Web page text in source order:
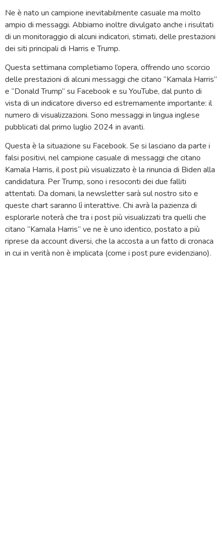
Ne è nato un campione inevitabilmente casuale ma molto
ampio di messaggi. Abbiamo inoltre divulgato anche i risultati
di un monitoraggio di alcuni indicatori, stimati, delle prestazioni
dei siti principali di Harris e Trump.
Questa settimana completiamo l’opera, offrendo uno scorcio
delle prestazioni di alcuni messaggi che citano “Kamala Harris”
e “Donald Trump” su Facebook e su YouTube, dal punto di
vista di un indicatore diverso ed estremamente importante: il
numero di visualizzazioni. Sono messaggi in lingua inglese
pubblicati dal primo luglio 2024 in avanti.
Questa è la situazione su Facebook. Se si lasciano da parte i
falsi positivi, nel campione casuale di messaggi che citano
Kamala Harris, il post più visualizzato è la rinuncia di Biden alla
candidatura. Per Trump, sono i resoconti dei due falliti
attentati. Da domani, la newsletter sarà sul nostro sito e
queste chart saranno lì interattive. Chi avrà la pazienza di
esplorarle noterà che tra i post più visualizzati tra quelli che
citano “Kamala Harris” ve ne è uno identico, postato a più
riprese da account diversi, che la accosta a un fatto di cronaca
in cui in verità non è implicata (come i post pure evidenziano).